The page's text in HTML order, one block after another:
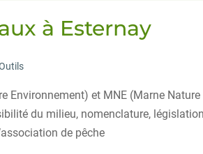
à Esternay
Environnement) et MNE (Marne
du milieu, nomenclature,
de pêche